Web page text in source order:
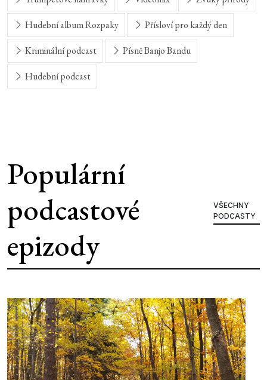
Hudební album Rozpaky Přísloví pro každý den
Kriminální podcast Písně Banjo Bandu
Hudební podcast
Populární
podcastové
epizody
VŠECHNY
PODCASTY